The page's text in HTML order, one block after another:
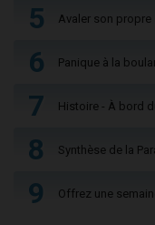
5 Avaler son propre
6 Panique à la
7 Histoire - À bord
8 Synthèse de la
9 Offrez une